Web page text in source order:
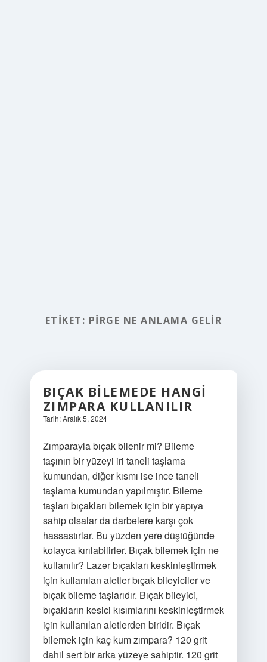
ETIKET: PIRGE NE ANLAMA GELIR
BIÇAK BILEMEDE HANGI
ZIMPARA KULLANILIR
Tarih: Aralık 5, 2024
Zımparayla bıçak bilenir mi? Bileme
taşının bir yüzeyi iri taneli taşlama
kumundan, diğer kısmı ise ince taneli
taşlama kumundan yapılmıştır. Bileme
taşları bıçakları bilemek için bir yapıya
sahip olsalar da darbelere karşı çok
hassastırlar. Bu yüzden yere düştüğünde
kolayca kırılabilirler. Bıçak bilemek için ne
kullanılır? Lazer bıçakları keskinleştirmek
için kullanılan aletler bıçak bileyiciler ve
bıçak bileme taşlarıdır. Bıçak bileyici,
bıçakların kesici kısımlarını keskinleştirmek
için kullanılan aletlerden biridir. Bıçak
bilemek için kaç kum zımpara? 120 grit
dahil sert bir arka yüzeye sahiptir. 120 grit